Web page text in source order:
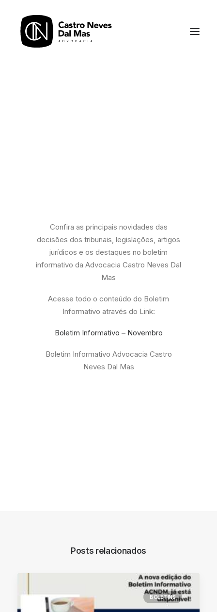
EmBoletins •
Confira as principais novidades das
decisões dos tribunais, legislações, artigos
jurídicos e os destaques no boletim
informativo da Advocacia Castro Neves Dal
Mas
Acesse todo o conteúdo do Boletim
Informativo através do Link:
Boletim Informativo – Novembro
Boletim Informativo Advocacia Castro
Neves Dal Mas
Posts relacionados
BOLETINS